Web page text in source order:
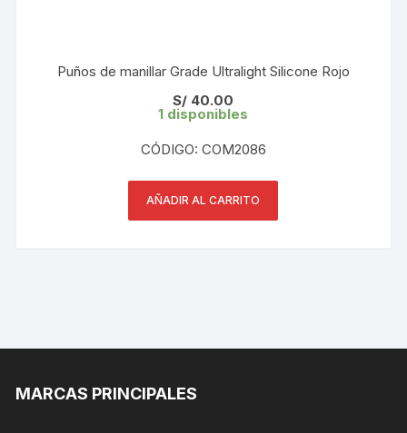
Puños de manillar Grade Ultralight Silicone Rojo
S/ 40.00
1 disponibles
CÓDIGO: COM2086
AÑADIR AL CARRITO
MARCAS PRINCIPALES